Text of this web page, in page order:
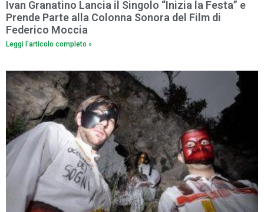
Ivan Granatino Lancia il Singolo “Inizia la Festa” e
Prende Parte alla Colonna Sonora del Film di
Federico Moccia
Leggi l'articolo completo »